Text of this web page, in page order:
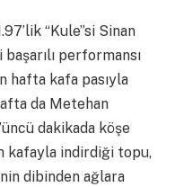
“Kule”si Sinan
performansı
hafta kafa pasıyla
da Metehan
dakikada köşe
kafayla indirdiği topu,
dibinden ağlara